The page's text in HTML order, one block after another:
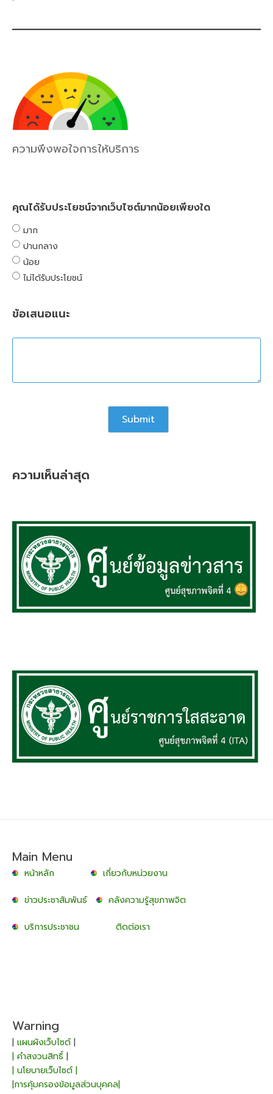
ความพึงพอใจการให้บริการ
คุณได้รับประโยชน์จากเว็บไซต์มากน้อยเพียงใด
มาก
ปานกลาง
น้อย
ไม่ได้รับประโยชน์
ข้อเสนอแนะ
ความเห็นล่าสุด
Main Menu
หน้าหลัก เกี่ยวกับหน่วยงาน
ข่าวประชาสัมพันธ์ คลังความรู้สุขภาพจิต
บริการประชาชน ติดต่อเรา
Warning
| แผนผังเว็บไซต์|
| คำสงวนสิทธิ์ |
| นโยบายเว็บไซต์ |
|การคุ้มครองข้อมูลส่วนบุคคล|